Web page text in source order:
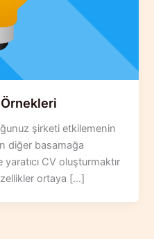
Örnekleri
şirketi etkilemenin
diğer basamağa
CV oluşturmaktır
ortaya […]